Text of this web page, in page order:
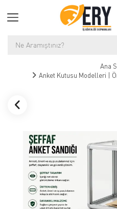
Ana
Anket Kutusu Modelleri |